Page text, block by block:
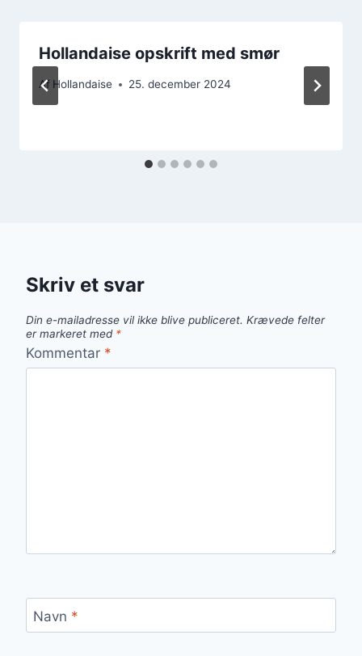
Hollandaise opskrift med smør
Af Hollandaise 25. december 2024
Skriv et svar
Din e-mailadresse vil ikke blive publiceret. Krævede felter
er markeret med *
Kommentar *
Navn *